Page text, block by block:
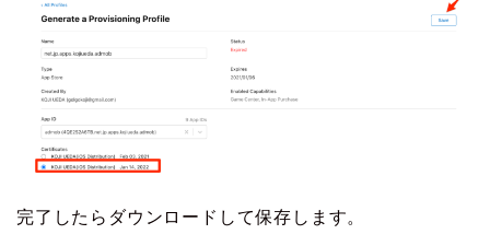
完了したらダウンロードして保存します。